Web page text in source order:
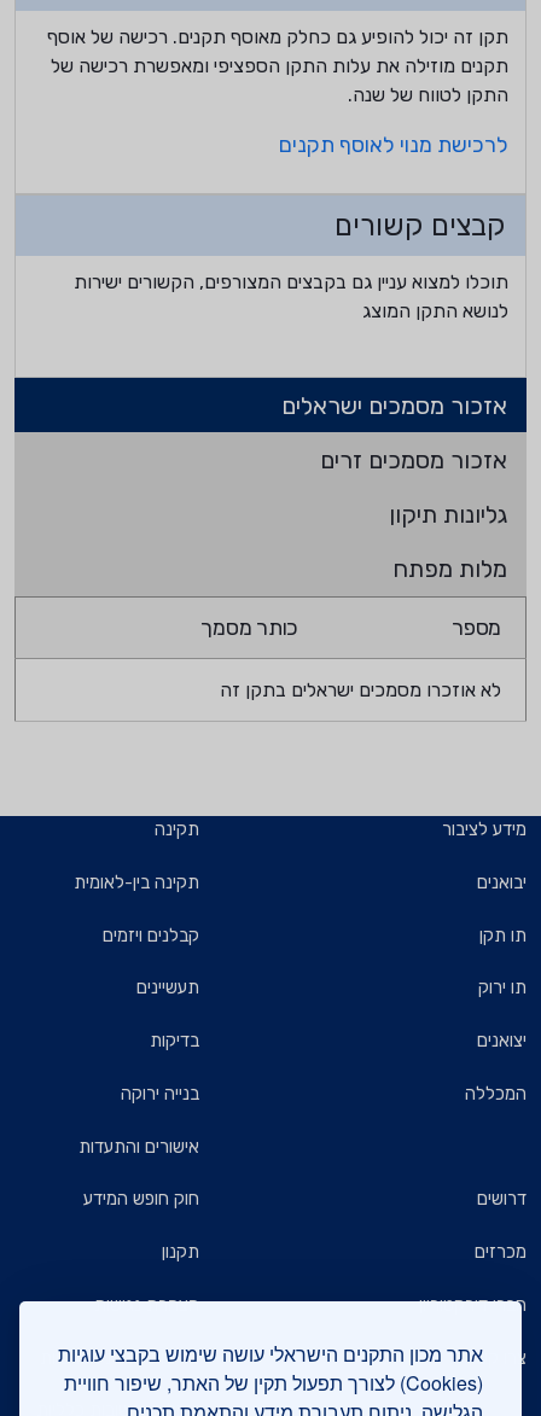
אתר מכון התקנים הישראלי עושה שימוש בקבצי עוגיות
(Cookies) לצורך תפעול תקין של האתר, שיפור חוויית
תקן זה יכול להופיע גם כחלק מאוסף תקנים. רכישה של אוסף
תקנים מוזילה את עלות התקן הספציפי ומאפשרת רכישה של
התקן לטווח של שנה.
לרכישת מנוי לאוסף תקנים
קבצים קשורים
תוכלו למצוא עניין גם בקבצים המצורפים, הקשורים ישירות
לנושא התקן המוצג
אזכור מסמכים ישראלים
אזכור מסמכים זרים
גליונות תיקון
מלות מפתח
מספר כותר מסמך
לא אוזכרו מסמכים ישראלים בתקן זה
מידע לציבור
יבואנים
תו תקן
תו ירוק
יצואנים
המכללה
תקינה
תקינה בין-לאומית
קבלנים ויזמים
תעשיינים
בדיקות
בנייה ירוקה
אישורים והתעדות
דרושים
מכרזים
חברי דירקטוריון
צרו קשר
חוק חופש המידע
תקנון
הצהרת נגישות
מדיניות הגנת הפרטיות
שאלות ותשובות כלליות